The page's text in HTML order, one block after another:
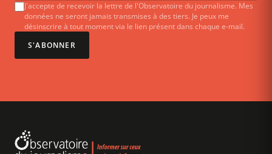
J'accepte de recevoir la lettre de l'Observatoire du journalisme. Mes
données ne seront jamais transmises à des tiers. Je peux me
désinscrire à tout moment via le lien présent dans chaque e-mail.
S'ABONNER